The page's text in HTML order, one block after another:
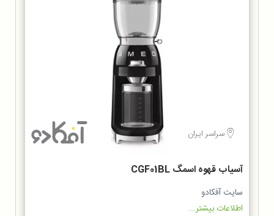
سراسر ایران
آسیاب قهوه اسمگ CGF01BL
سایت آفکادو
اطلاعات بیشتر...